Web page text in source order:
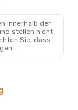
innerhalb der
stellen nicht
Sie, dass